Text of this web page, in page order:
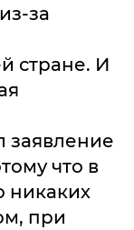
за
стране. И
заявление
что в
никаких
при